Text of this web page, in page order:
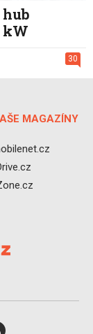
kW
30
MAGAZÍNY